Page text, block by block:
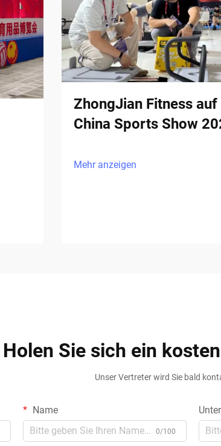
ZhongJian Fitness auf
China Sports Show
Mehr anzeigen
Holen Sie sich ein
Unser Vertreter wird Sie bald
Name
0/100